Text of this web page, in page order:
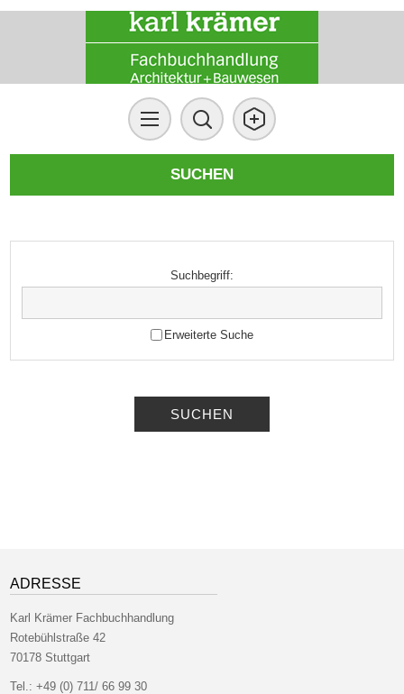
SUCHEN
Suchbegriff:
Erweiterte Suche
SUCHEN
ADRESSE
Karl Krämer Fachbuchhandlung
Rotebühlstraße 42
70178 Stuttgart
Tel.:+49 (0) 711/ 66 99 30